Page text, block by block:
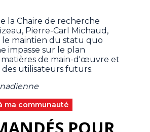
la Chaire de recherche
Pierre-Carl Michaud,
maintien du statu quo
impasse sur le plan
matières de main-d'œuvre et
utilisateurs futurs.
ma communauté